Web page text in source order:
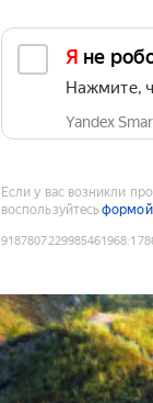
Я не
Нажмите,
Yandex
Если у вас возникли
воспользуйтесьформой
9187807229985461968: